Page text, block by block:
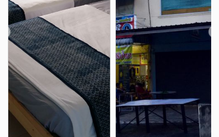
Lanna Hospital 2.6 km
Chiang Mai Neurological Hospital 2.8 km
Chang Phueak Hospital 2.8 km
Maharaj Nakorn Chiang Mai Hospital(Suan Dok)
2.9 km
Sriphat Medical Center 2.9 km
Other
Wat Jed Yod 0.9 km Chet Yot Intersection 1.0 km
Chang Khian Road 1.1 km Soi Tantawan 1.2 km
Wiang Bua Road 1.3 km